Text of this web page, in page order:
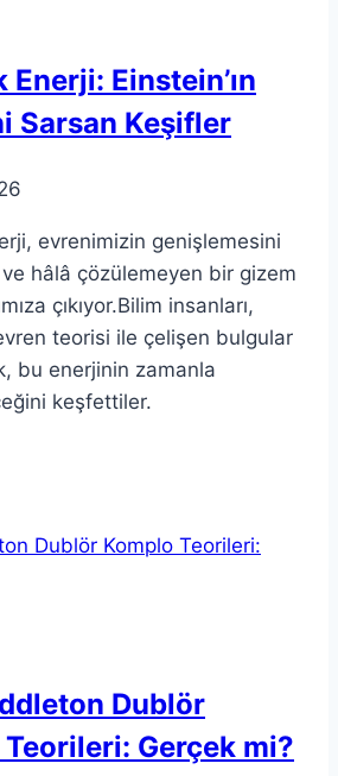
Enerji: Einstein’ın
Sarsan Keşifler
evrenimizin genişlemesini
ve hâlâ çözülemeyen bir gizem
çıkıyor.Bilim insanları,
teorisi ile çelişen bulgular
bu enerjinin zamanla
keşfettiler.
Dublör
Gerçek mi?